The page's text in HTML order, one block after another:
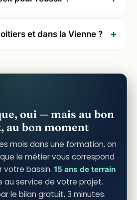
et dans la Vienne ?
oui — mais au bon
au bon moment
mois dans une formation, on
le métier vous correspond
votre bassin. 15 ans de terrain
au service de votre projet.
le bilan gratuit, 3 minutes.